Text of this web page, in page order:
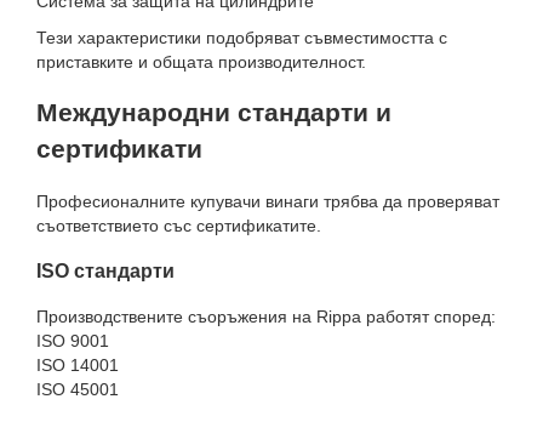
Тези характеристики подобряват съвместимостта с
приставките и общата производителност.
Международни стандарти и
сертификати
Професионалните купувачи винаги трябва да проверяват
съответствието със сертификатите.
ISO стандарти
Производствените съоръжения на Rippa работят според:
ISO 9001
ISO 14001
ISO 45001